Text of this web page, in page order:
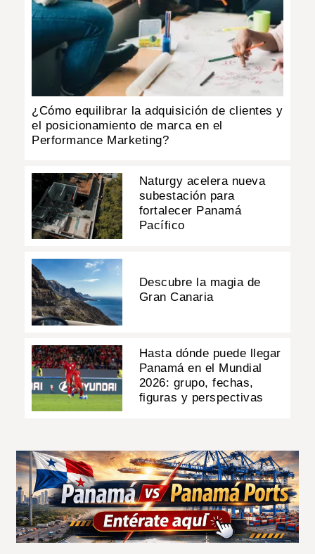
¿Cómo equilibrar la adquisición de clientes y
el posicionamiento de marca en el
Performance Marketing?
Naturgy acelera nueva
subestación para
fortalecer Panamá
Pacífico
Descubre la magia de
Gran Canaria
Hasta dónde puede llegar
Panamá en el Mundial
2026: grupo, fechas,
figuras y perspectivas